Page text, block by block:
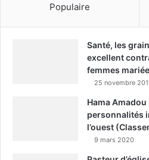
Populaire
Santé, les
excellent
femmes
25 novembre
Hama
personnalités
l’ouest
9 mars 2020